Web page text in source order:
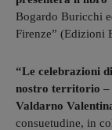
Bogardo Buricchi
Firenze” (Edizioni
“Le celebrazioni
nostro territorio –
Valdarno
consuetudine, in